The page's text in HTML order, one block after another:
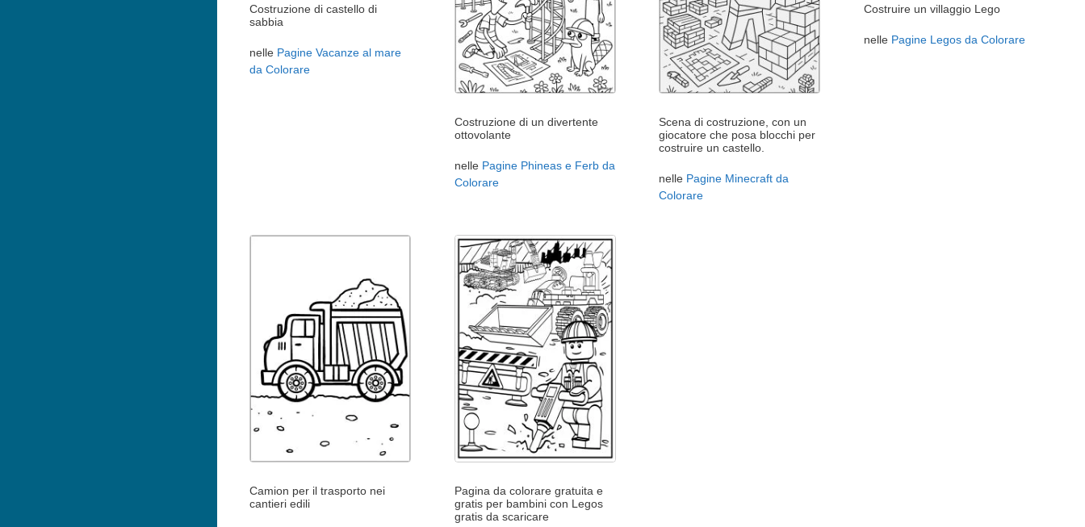
Costruzione di castello di
sabbia
nelle Pagine Vacanze al mare
da Colorare
Costruzione di un divertente
ottovolante
nelle Pagine Phineas e Ferb da
Colorare
Scena di costruzione, con un
giocatore che posa blocchi per
costruire un castello.
nelle Pagine Minecraft da
Colorare
Costruire un villaggio Lego
nelle Pagine Legos da Colorare
Camion per il trasporto nei
cantieri edili
Pagina da colorare gratuita e
gratis per bambini con Legos
gratis da scaricare